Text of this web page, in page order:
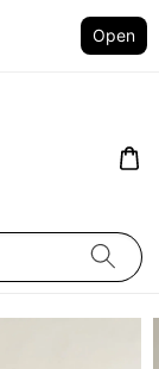
Open